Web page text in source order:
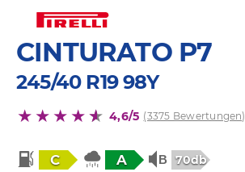
CINTURATO P7
245/40 R19 98Y
4,6/5 (3375 Bewertungen)
C A 70db